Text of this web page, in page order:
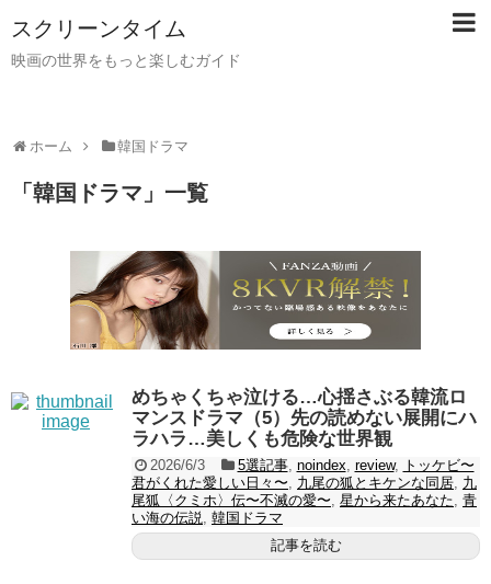
スクリーンタイム
映画の世界をもっと楽しむガイド
ホーム 韓国ドラマ
「 韓国ドラマ 」 一覧
めちゃくちゃ泣ける…心揺さぶる韓流ロ
マンスドラマ（5）先の読めない展開にハ
ラハラ…美しくも危険な世界観
2026/6/3 5選記事, noindex, review, トッケビ〜
君がくれた愛しい日々〜, 九尾の狐とキケンな同居, 九
尾狐〈クミホ〉伝〜不滅の愛〜, 星から来たあなた, 青
い海の伝説, 韓国ドラマ
記事を読む